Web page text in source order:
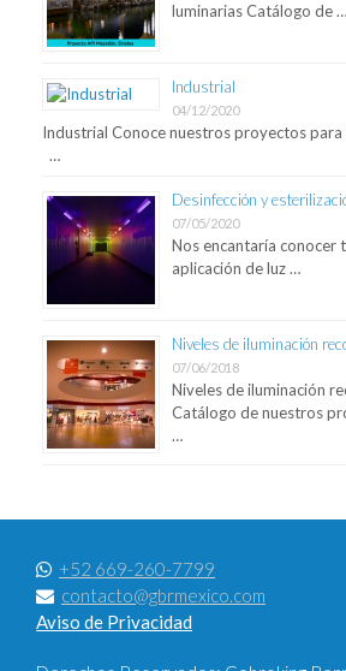
luminarias Catálogo de …
Industrial
04/12/2020
Industrial Conoce nuestros proyectos para
…
Desinfección y
07/05/2020
Nos encantaría conocer
aplicación de luz …
Niveles de iluminación
07/06/2018
Niveles de iluminación
Catálogo de nuestros
…
+52 669-260-7799
contacto@gbrmexico.com
Aviso de Privacidad